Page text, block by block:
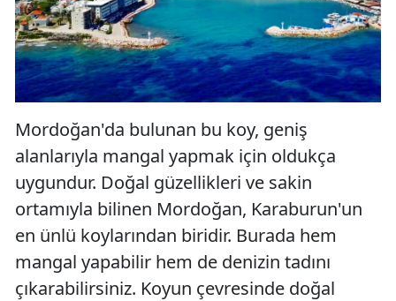
Mordoğan'da bulunan bu koy, geniş
alanlarıyla mangal yapmak için oldukça
uygundur. Doğal güzellikleri ve sakin
ortamıyla bilinen Mordoğan, Karaburun'un
en ünlü koylarından biridir. Burada hem
mangal yapabilir hem de denizin tadını
çıkarabilirsiniz. Koyun çevresinde doğal